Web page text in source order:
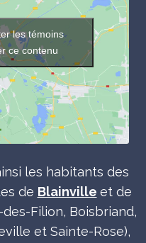
les témoins
ce contenu
les habitants des
de Blainville et de
Filion, Boisbriand,
et Sainte-Rose),